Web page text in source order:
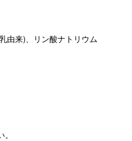
由来)、リン酸ナトリウム